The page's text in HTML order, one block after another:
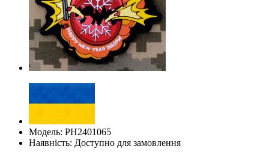
Модель: PH2401065
Наявність: Доступно для замовлення